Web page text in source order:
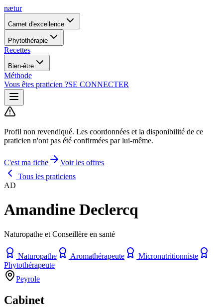
nætur
Carnet d'excellence
Phytothérapie
Recettes
Bien-être
Méthode
Vous êtes praticien ?SE CONNECTER
Profil non revendiqué. Les coordonnées et la disponibilité de ce
praticien n'ont pas été confirmées par lui-même.
C'est ma fiche
Voir les offres
Tous les praticiens
AD
Amandine Declercq
Naturopathe et Conseillère en santé
Naturopathe Aromathérapeute
Micronutritionniste
Phytothérapeute
Peyrole
Cabinet